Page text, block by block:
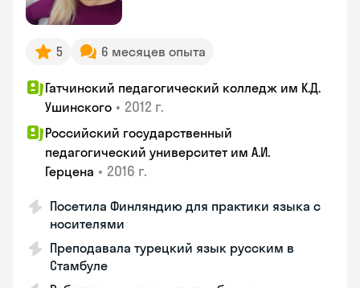
5 6 месяцев опыта
Гатчинский педагогический колледж им К.Д.
Ушинского • 2012 г.
Российский государственный
педагогический университет им А.И.
Герцена • 2016 г.
Посетила Финляндию для практики языка с
носителями
Преподавала турецкий язык русским в
Стамбуле